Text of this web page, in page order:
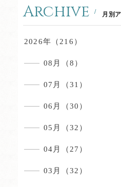
Archive 月別
2026年（216）
08月（8）
07月（31）
06月（30）
05月（32）
04月（27）
03月（32）